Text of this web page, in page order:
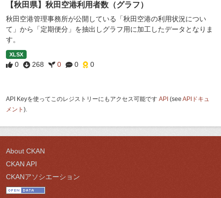
【秋田県】秋田空港利用者数（グラフ）
秋田空港管理事務所が公開している「秋田空港の利用状況につい
て」から「定期便分」を抽出しグラフ用に加工したデータとなりま
す。
XLSX
0 268 0 0 0
API Keyを使ってこのレジストリーにもアクセス可能です API (see APIドキュ
メント ).
About CKAN
CKAN API
CKANアソシエーション